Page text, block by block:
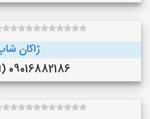
ژاکان
09016882186 (اصفهان)